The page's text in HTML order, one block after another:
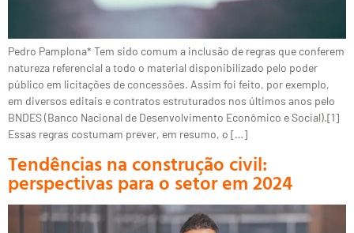
Pedro Pamplona* Tem sido comum a inclusão de regras que conferem
natureza referencial a todo o material disponibilizado pelo poder
público em licitações de concessões. Assim foi feito, por exemplo,
em diversos editais e contratos estruturados nos últimos anos pelo
BNDES (Banco Nacional de Desenvolvimento Econômico e Social).[1]
Essas regras costumam prever, em resumo, o […]
Tendências na construção civil:
perspectivas para o setor em 2024